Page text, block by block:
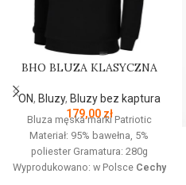
BHO BLUZA KLASYCZNA
ON, Bluzy, Bluzy bez kaptura
179,00 zł
Bluza męska marki Patriotic
Materiał: 95% bawełna, 5%
poliester Gramatura: 280g
Wyprodukowano: w Polsce Cechy